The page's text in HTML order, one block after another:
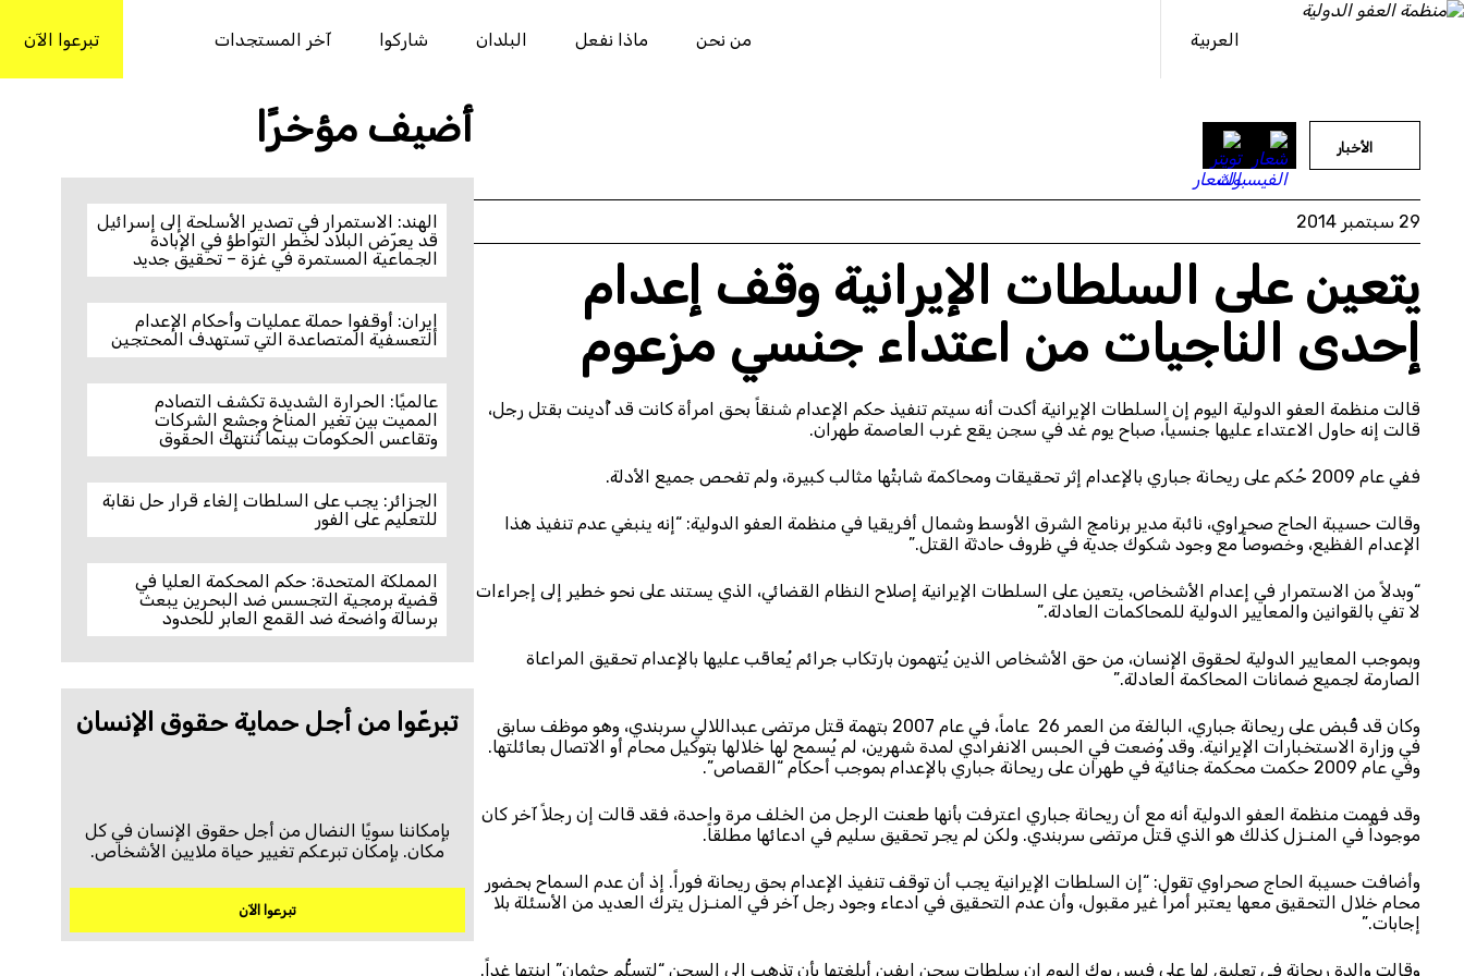
العربية من نحن ماذا نفعل البلدان شاركوا آخر المستجدات تبرعوا الآن
تخطى
الأخبار
29 سبتمبر 2014
يتعين على السلطات الإيرانية وقف إعدام
إحدى الناجيات من اعتداء جنسي مزعوم
قالت منظمة العفو الدولية اليوم إن السلطات الإيرانية أكدت أنه سيتم تنفيذ حكم الإعدام شنقاً بحق امرأة كانت قد أُدينت بقتل رجل،
قالت إنه حاول الاعتداء عليها جنسياً، صباح يوم غد في سجن يقع غرب العاصمة طهران.
ففي عام 2009 حُكم على ريحانة جباري بالإعدام إثر تحقيقات ومحاكمة شابتْها مثالب كبيرة، ولم تفحص جميع الأدلة.
وقالت حسيبة الحاج صحراوي، نائبة مدير برنامج الشرق الأوسط وشمال أفريقيا في منظمة العفو الدولية: “إنه ينبغي عدم تنفيذ هذا
الإعدام الفظيع، وخصوصاً مع وجود شكوك جدية في ظروف حادثة القتل.”
“وبدلاً من الاستمرار في إعدام الأشخاص، يتعين على السلطات الإيرانية إصلاح النظام القضائي، الذي يستند على نحو خطير إلى إجراءات
لا تفي بالقوانين والمعايير الدولية للمحاكمات العادلة.”
وبموجب المعايير الدولية لحقوق الإنسان، من حق الأشخاص الذين يُتهمون بارتكاب جرائم يُعاقَب عليها بالإعدام تحقيق المراعاة
الصارمة لجميع ضمانات المحاكمة العادلة.”
وكان قد قُبض على ريحانة جباري، البالغة من العمر 26 عاماً، في عام 2007 بتهمة قتل مرتضى عبداللالي سربندي، وهو موظف سابق
في وزارة الاستخبارات الإيرانية. وقد وُضعت في الحبس الانفرادي لمدة شهرين، لم يُسمح لها خلالها بتوكيل محام أو الاتصال بعائلتها.
وفي عام 2009 حكمت محكمة جنائية في طهران على ريحانة جباري بالإعدام بموجب أحكام “القصاص”.
وقد فهمت منظمة العفو الدولية أنه مع أن ريحانة جباري اعترفت بأنها طعنت الرجل من الخلف مرة واحدة، فقد قالت إن رجلاً آخر كان
موجوداً في المنـزل كذلك هو الذي قتل مرتضى سربندي. ولكن لم يجر تحقيق سليم في ادعائها مطلقاً.
وأضافت حسيبة الحاج صحراوي تقول: “إن السلطات الإيرانية يجب أن توقف تنفيذ الإعدام بحق ريحانة فوراً. إذ أن عدم السماح بحضور
محام خلال التحقيق معها يعتبر أمراً غير مقبول، وأن عدم التحقيق في ادعاء وجود رجل آخر في المنـزل يترك العديد من الأسئلة بلا
إجابات.”
وقالت والدة ريحانة في تعليق لها على فيس بوك اليوم إن سلطات سجن إيفين أبلغتها بأن تذهب إلى السجن “لتسلُّم جثمان” ابنتها غداً.
أضيف مؤخرًا
الهند: الاستمرار في تصدير الأسلحة إلى إسرائيل
قد يعرّض البلاد لخطر التواطؤ في الإبادة
الجماعية المستمرة في غزة – تحقيق جديد
إيران: أوقفوا حملة عمليات وأحكام الإعدام
التعسفية المتصاعدة التي تستهدف المحتجين
عالميًا: الحرارة الشديدة تكشف التصادم
المميت بين تغير المناخ وجشع الشركات
وتقاعس الحكومات بينما تُنتهك الحقوق
الجزائر: يجب على السلطات إلغاء قرار حل نقابة
للتعليم على الفور
المملكة المتحدة: حكم المحكمة العليا في
قضية برمجية التجسس ضد البحرين يبعث
برسالة واضحة ضد القمع العابر للحدود
تبرعّوا من أجل حماية حقوق الإنسان
بإمكاننا سويًا النضال من أجل حقوق الإنسان في كل
مكان. بإمكان تبرعكم تغيير حياة ملايين الأشخاص.
تبرعوا الآن